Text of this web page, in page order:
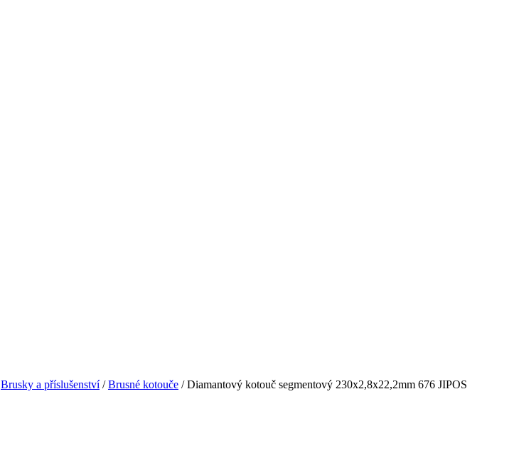
Brusky a příslušenství/Brusné kotouče / Diamantový kotouč segmentový 230x2,8x22,2mm 676 JIPOS